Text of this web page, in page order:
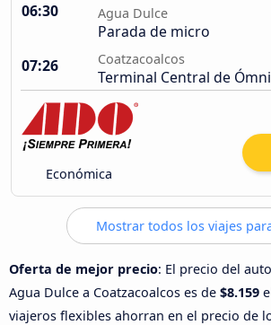
06:30 Agua Dulce
Parada de micro
07:26
Coatzacoalcos
Terminal Central de
Económica
Mostrar todos los viajes
Oferta de mejor precio: El precio del
Agua Dulce a Coatzacoalcos es de $8.159
viajeros flexibles ahorran en el precio de